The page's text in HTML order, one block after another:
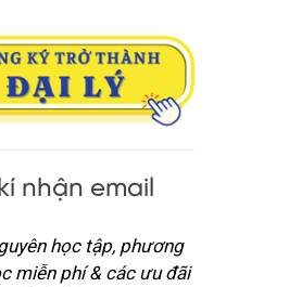
nhận email
học tập, phương
miễn phí & các ưu đãi